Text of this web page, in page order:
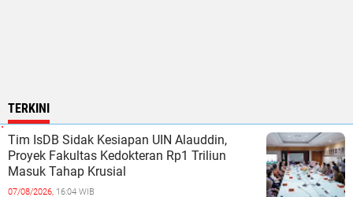
TERKINI
Tim IsDB Sidak Kesiapan UIN Alauddin,
Proyek Fakultas Kedokteran Rp1 Triliun
Masuk Tahap Krusial
07/08/2026, 16:04 WIB